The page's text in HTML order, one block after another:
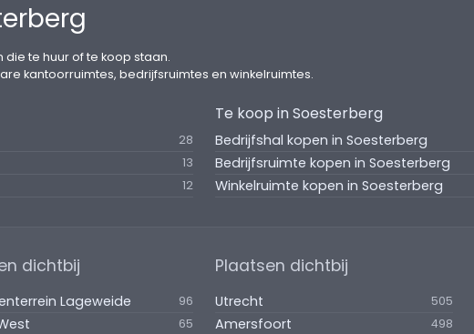
te huur of te koop staan.
kantoorruimtes, bedrijfsruimtes en winkelruimtes.
28
13
12
Te koop in Soesterberg
Bedrijfshal kopen in Soesterberg
Bedrijfsruimte kopen in Soesterberg
Winkelruimte kopen in Soesterberg
dichtbij
Lageweide 96
65
Plaatsen dichtbij
Utrecht 505
Amersfoort 498